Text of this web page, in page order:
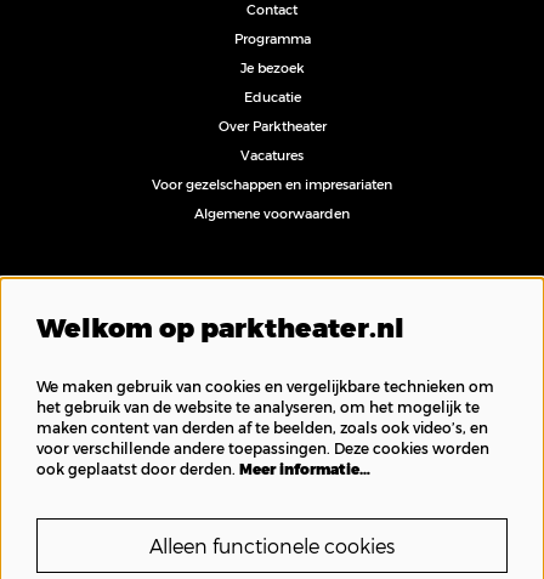
Contact
Programma
Je bezoek
Educatie
Over Parktheater
Vacatures
Voor gezelschappen en impresariaten
Algemene voorwaarden
Inschrijven nieuwsbrief
Welkom op parktheater.nl
We maken gebruik van cookies en vergelijkbare technieken om
het gebruik van de website te analyseren, om het mogelijk te
maken content van derden af te beelden, zoals ook video’s, en
voor verschillende andere toepassingen. Deze cookies worden
ook geplaatst door derden. Meer informatie…
Alleen functionele cookies